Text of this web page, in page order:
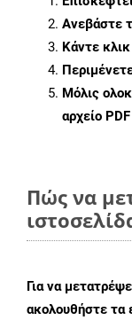
Ανεβάστε
Κάντε
Μόλις
αρχείο
Πώς να
Για να
ακολουθήστε τα